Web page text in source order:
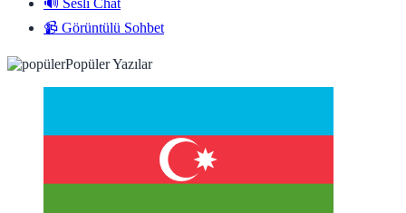
📹 Görüntülü Sohbet
Popüler Yazılar